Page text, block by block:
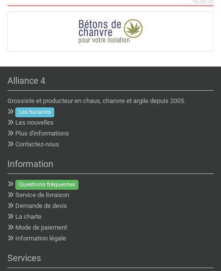
Alliance 4
Grossiste et producteur en chaux, chanvre et argile depuis 2005.
Les horaires
Les nouvelles
Plus d'informations
Contactez-nous
Information
Questions fréquentes
Service de livraison
Demande de devis
La charte
Mode de paiement
Information légale
Services